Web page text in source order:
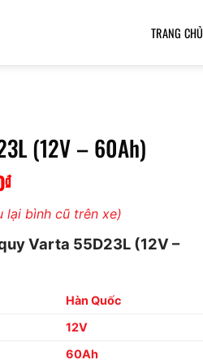
TRANG CHỦ
(12V – 60Ah)
₫Giá
tại
là:
1.400.000₫.
lại bình cũ trên xe)
Varta 55D23L (12V –
Hàn Quốc
12V
60Ah